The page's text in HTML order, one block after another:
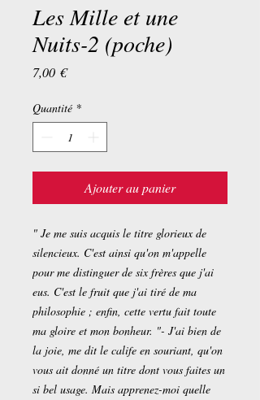
Les Mille et une
Nuits-2 (poche)
7,00 €Prix
Quantité *
Ajouter au panier
" Je me suis acquis le titre glorieux de
silencieux. C'est ainsi qu'on m'appelle
pour me distinguer de six frères que j'ai
eus. C'est le fruit que j'ai tiré de ma
philosophie ; enfin, cette vertu fait toute
ma gloire et mon bonheur. "- J'ai bien de
la joie, me dit le calife en souriant, qu'on
vous ait donné un titre dont vous faites un
si bel usage. Mais apprenez-moi quelle